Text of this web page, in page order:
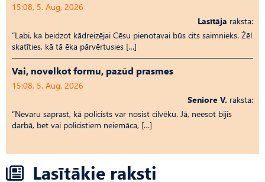
15:08, 5. Aug, 2026
Lasītāja raksta:
“Labi, ka beidzot kādreizējai Cēsu pienotavai būs cits saimnieks. Žēl
skatīties, kā tā ēka pārvērtusies […]
Vai, novelkot formu, pazūd prasmes
15:08, 5. Aug, 2026
Seniore V. raksta:
“Nevaru saprast, kā policists var nosist cilvēku. Jā, neesot bijis
darbā, bet vai policistiem neiemāca, […]
Lasītākie raksti